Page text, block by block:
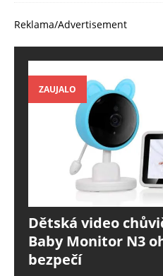
Reklama/Advertisement
ZAUJALO
Dětská video
Baby Monitor N3
bezpečí